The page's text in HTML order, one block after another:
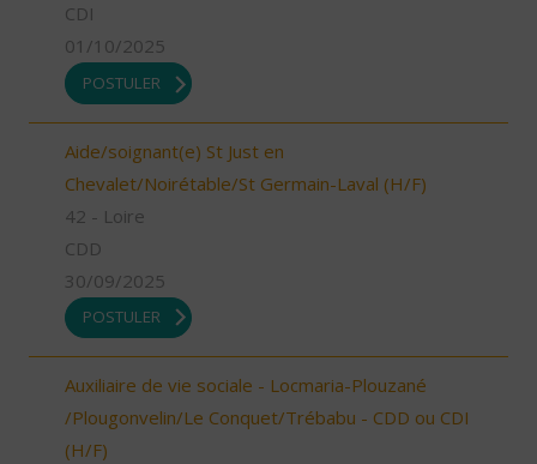
CDI
01/10/2025
POSTULER
Aide/soignant(e) St Just en
Chevalet/Noirétable/St Germain-Laval (H/F)
42 - Loire
CDD
30/09/2025
POSTULER
Auxiliaire de vie sociale - Locmaria-Plouzané
/Plougonvelin/Le Conquet/Trébabu - CDD ou CDI
(H/F)